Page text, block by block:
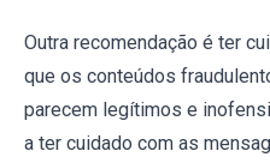
Outra recomendação é ter
que os conteúdos
parecem legítimos e
a ter cuidado com as